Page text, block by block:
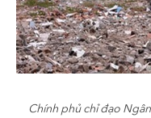
Chính phủ chỉ đạo